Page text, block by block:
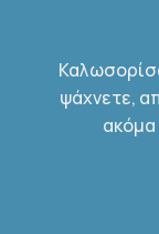
ψάχνετε,
ακόμα